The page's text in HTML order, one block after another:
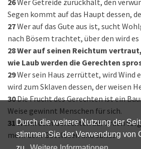
Durch die weitere Nutzung der
stimmen Sie der Verwendung von
26Wer Getreide zurückhält, den
Segen kommt auf das Haupt dessen,
27Wer auf das Gute aus ist, sucht
nach Bösem trachtet, über den wird
28Wer auf seinen Reichtum
wie Laub werden die Gerechten
29Wer sein Haus zerrüttet, wird Wind
wird zum Sklaven dessen, der weisen
30Die Frucht des Gerechten ist ein
Weise gewinnt Menschen für sich.
31 Wenn dem Gerechten auf Erden
mehr dem Gottlosen und Sünder!